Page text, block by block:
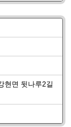
현면 뒷나루2길